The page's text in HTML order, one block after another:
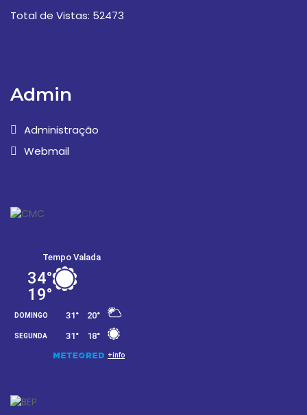
Total de Vistas: 52473
Admin
Administração
Webmail